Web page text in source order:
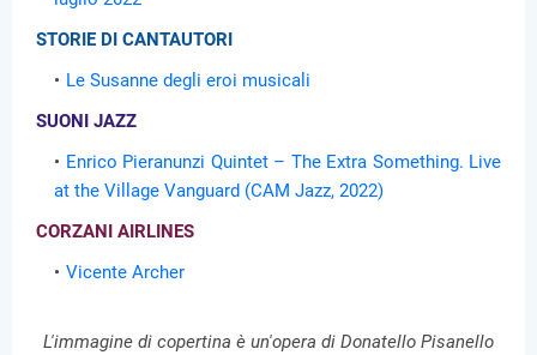
STORIE DI CANTAUTORI
Le Susanne degli eroi musicali
SUONI JAZZ
Enrico Pieranunzi Quintet – The Extra Something. Live
at the Village Vanguard (CAM Jazz, 2022)
CORZANI AIRLINES
Vicente Archer
L'immagine di copertina è un'opera di Donatello Pisanello